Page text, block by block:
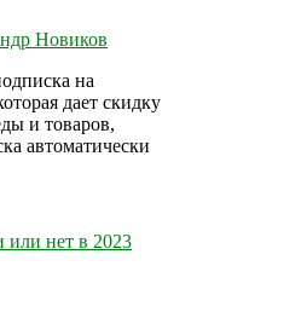
Новиков
на
дает скидку
и товаров,
автоматически